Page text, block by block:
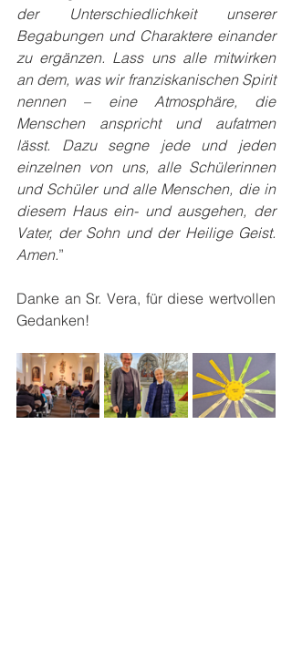
der Unterschiedlichkeit unserer
Begabungen und Charaktere einander
zu ergänzen. Lass uns alle mitwirken
an dem, was wir franziskanischen Spirit
nennen – eine Atmosphäre, die
Menschen anspricht und aufatmen
lässt. Dazu segne jede und jeden
einzelnen von uns, alle Schülerinnen
und Schüler und alle Menschen, die in
diesem Haus ein- und ausgehen, der
Vater, der Sohn und der Heilige Geist.
Amen.”
Danke an Sr. Vera, für diese wertvollen
Gedanken!